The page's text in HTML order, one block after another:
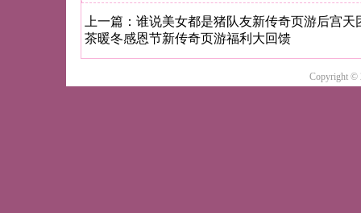
上一篇： 谁说美女都是猪队友新传奇页游后宫天
茶暖冬感恩节新传奇页游福利大回馈
Copyright ©